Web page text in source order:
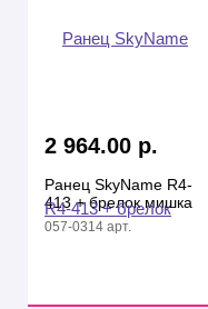
2 964.00 р.
Ранец SkyName R4-
413 + брелок мишка
057-0314 арт.